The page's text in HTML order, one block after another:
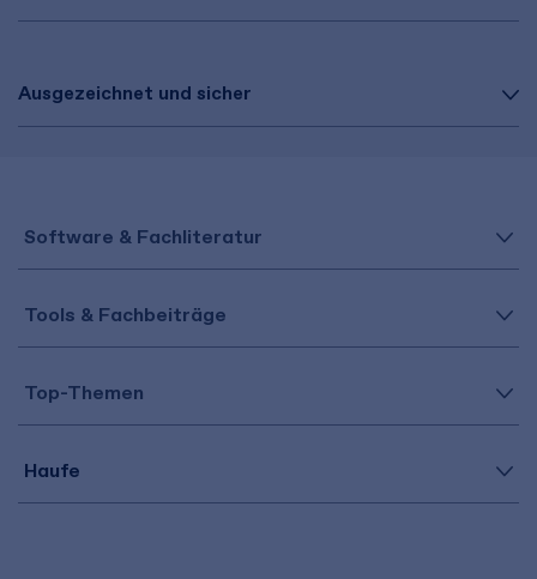
Ausgezeichnet und sicher
Software & Fachliteratur
Tools & Fachbeiträge
Top-Themen
Haufe